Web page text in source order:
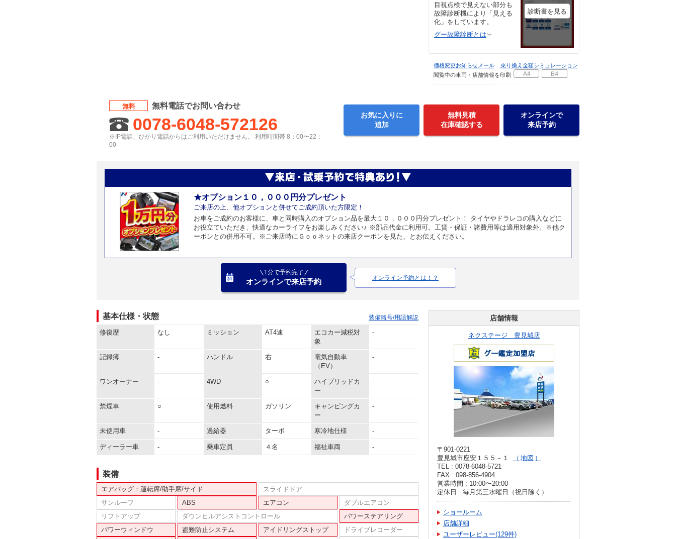
目視点検で見えない部分も
故障診断機により「見える
化」をしています。
グー故障診断とは
診断書を見る
価格変更お知らせメール
乗り換え金額シミュレーション
閲覧中の車両・店舗情報を印刷
無料 無料電話でお問い合わせ
0078-6048-572126
※IP電話、ひかり電話からはご利用いただけません。 利用時間帯 8：00〜22：
00
お気に入りに
追加
無料見積
在庫確認する
オンラインで
来店予約
★オプション１０，０００円分プレゼント
ご来店の上、他オプションと併せてご成約頂いた方限定！
お車をご成約のお客様に、車と同時購入のオプション品を最大１０，０００円分プレゼント！ タイヤやドラレコの購入などに
お役立ていただき、快適なカーライフをお楽しみください♪ ※部品代金に利用可。工賃・保証・諸費用等は適用対象外。※他ク
ーポンとの併用不可。※ご来店時にＧｏｏネットの来店クーポンを見た、とお伝えください。
1分で予約完了
オンラインで来店予約 オンライン予約とは！？
基本仕様・状態 装備略号/用語解説
修復歴 なし ミッション AT4速
エコカー減税対
象
-
記録簿 - ハンドル 右
電気自動車
（EV）
-
ワンオーナー - 4WD ○
ハイブリッドカ
ー
-
禁煙車 ○ 使用燃料 ガソリン
キャンピングカ
ー
-
未使用車 - 過給器 ターボ 寒冷地仕様 -
ディーラー車 - 乗車定員 ４名 福祉車両 -
装備
エアバッグ：運転席/助手席/サイド
スライドドア
サンルーフ
ABS エアコン
ダブルエアコン
リフトアップ
ダウンヒルアシストコントロール
パワーステアリング
パワーウィンドウ
盗難防止システム アイドリングストップ
ドライブレコーダー
店舗情報
ネクステージ 豊見城店
〒901-0221
豊見城市座安１５５－１
地図
TEL : 0078-6048-5721
FAX : 098-856-4904
営業時間 : 10:00〜20:00
定休日 : 毎月第三水曜日（祝日除く）
ショールーム
店舗詳細
ユーザーレビュー(129件)